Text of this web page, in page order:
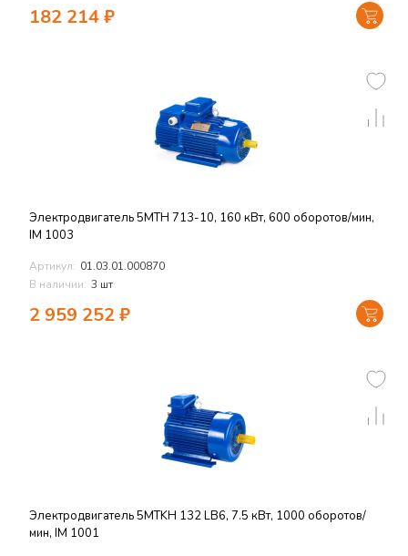
182 214₽
Электродвигатель 5MTH 713-10, 160 кВт, 600 оборотов/мин,
IM 1003
Артикул: 01.03.01.000870
В наличии: 3 шт
2 959 252₽
Электродвигатель 5MTKH 132 LB6, 7.5 кВт, 1000 оборотов/
мин, IM 1001